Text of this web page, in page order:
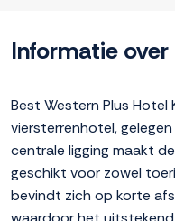
Informatie
Best Western Plus Hotel
viersterrenhotel,
centrale ligging maakt
geschikt voor zowel
bevindt zich op korte